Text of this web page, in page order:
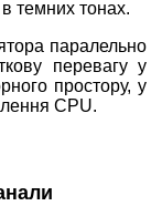
темних тонах.
паралельно
перевагу у
простору, у
CPU.